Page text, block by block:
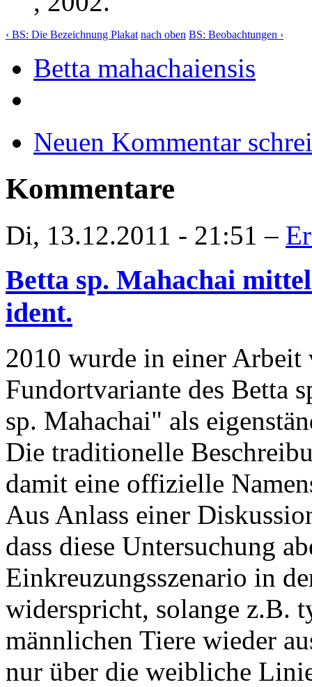
‹ BS: Die Bezeichnung Plakat nach oben BS: Beobachtungen ›
Betta mahachaiensis
Neuen Kommentar
Kommentare
Di, 13.12.2011 - 21:51 –
Betta sp. Mahachai
ident.
2010 wurde in einer
Fundortvariante des Betta
sp. Mahachai" als
Die traditionelle
damit eine offizielle
Aus Anlass einer
dass diese Untersuchung
Einkreuzungsszenario in
widerspricht, solange z.B.
männlichen Tiere wieder
nur über die weibliche